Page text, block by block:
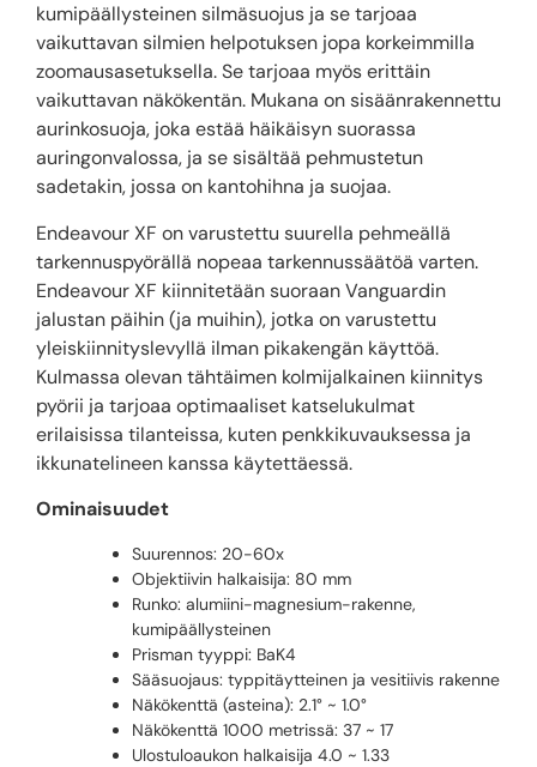
kumipäällysteinen silmäsuojus ja se tarjoaa
vaikuttavan silmien helpotuksen jopa korkeimmilla
zoomausasetuksella. Se tarjoaa myös erittäin
vaikuttavan näkökentän. Mukana on sisäänrakennettu
aurinkosuoja, joka estää häikäisyn suorassa
auringonvalossa, ja se sisältää pehmustetun
sadetakin, jossa on kantohihna ja suojaa.
Endeavour XF on varustettu suurella pehmeällä
tarkennuspyörällä nopeaa tarkennussäätöä varten.
Endeavour XF kiinnitetään suoraan Vanguardin
jalustan päihin (ja muihin), jotka on varustettu
yleiskiinnityslevyllä ilman pikakengän käyttöä.
Kulmassa olevan tähtäimen kolmijalkainen kiinnitys
pyörii ja tarjoaa optimaaliset katselukulmat
erilaisissa tilanteissa, kuten penkkikuvauksessa ja
ikkunatelineen kanssa käytettäessä.
Ominaisuudet
Suurennos: 20-60x
Objektiivin halkaisija: 80 mm
Runko: alumiini-magnesium-rakenne,
kumipäällysteinen
Prisman tyyppi: BaK4
Sääsuojaus: typpitäytteinen ja vesitiivis rakenne
Näkökenttä (asteina): 2.1° ~ 1.0°
Näkökenttä 1000 metrissä: 37 ~ 17
Ulostuloaukon halkaisija 4.0 ~ 1.33